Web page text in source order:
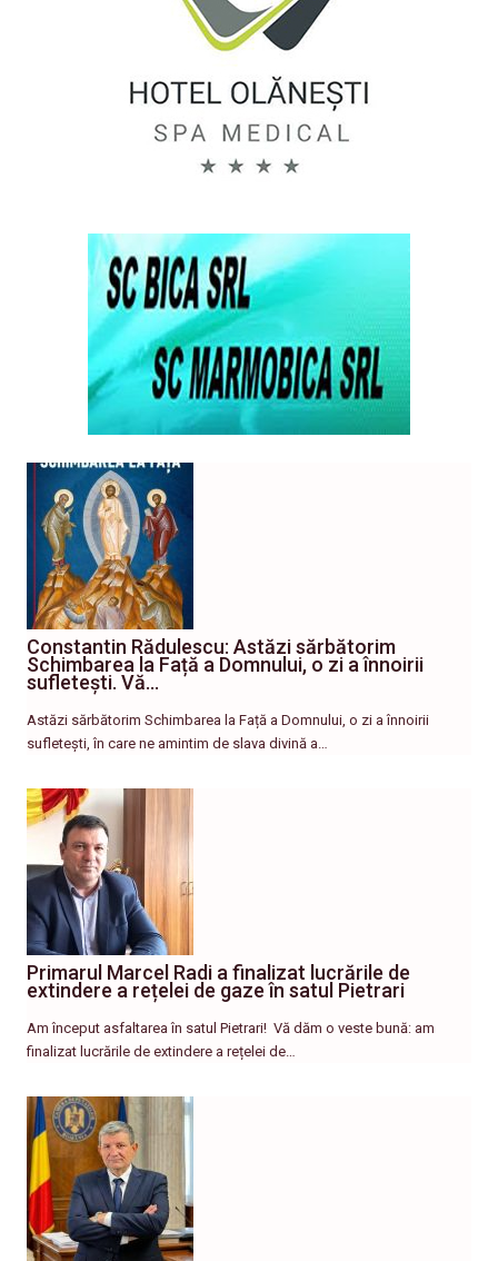
Constantin Rădulescu: Astăzi sărbătorim
Schimbarea la Față a Domnului, o zi a înnoirii
sufletești. Vă…
Astăzi sărbătorim Schimbarea la Față a Domnului, o zi a înnoirii
sufletești, în care ne amintim de slava divină a…
Primarul Marcel Radi a finalizat lucrările de
extindere a rețelei de gaze în satul Pietrari
Am început asfaltarea în satul Pietrari! ​ Vă dăm o veste bună: am
finalizat lucrările de extindere a rețelei de…